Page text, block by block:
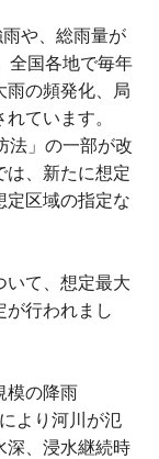
や、総雨量が
全国各地で毎年
雨の頻発化、局
ています。
法」の一部が改
は、新たに想定
定区域の指定な
いて、想定最大
が行われまし
模の降雨
より河川が氾
深、浸水継続時